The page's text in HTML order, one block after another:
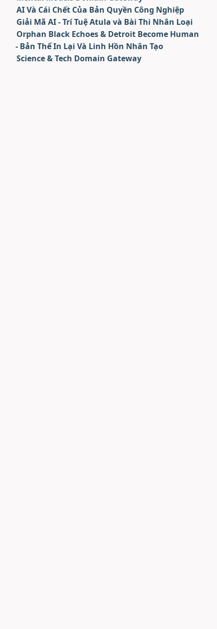
AI Và Cái Chết Của Bản Quyền Công Nghiệp
Giải Mã AI - Trí Tuệ Atula và Bài Thi Nhân Loại
Orphan Black Echoes & Detroit Become Human
- Bản Thể In Lại Và Linh Hồn Nhân Tạo
Science & Tech Domain Gateway